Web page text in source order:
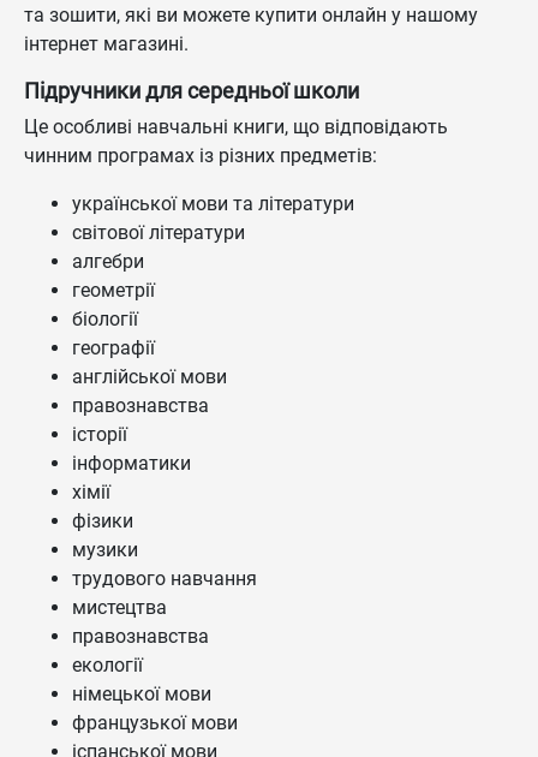
та зошити, які ви можете купити онлайн у нашому
інтернет магазині.
Підручники для середньої школи
Це особливі навчальні книги, що відповідають
чинним програмах із різних предметів:
української мови та літератури
світової літератури
алгебри
геометрії
біології
географії
англійської мови
правознавства
історії
інформатики
хімії
фізики
музики
трудового навчання
мистецтва
правознавства
екології
німецької мови
французької мови
іспанської мови